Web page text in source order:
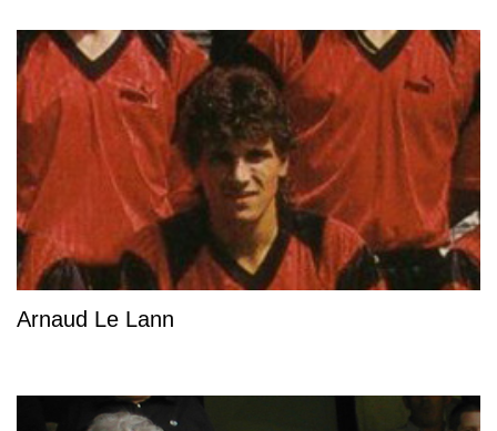
Arnaud Le Lann